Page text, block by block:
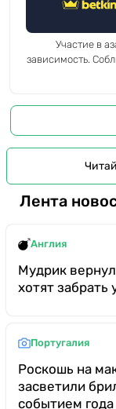
Участие в
зависимость.
Лента
Англия
Мудрик
хотят забрать
Португалия
Роскошь на
засветили
событием года